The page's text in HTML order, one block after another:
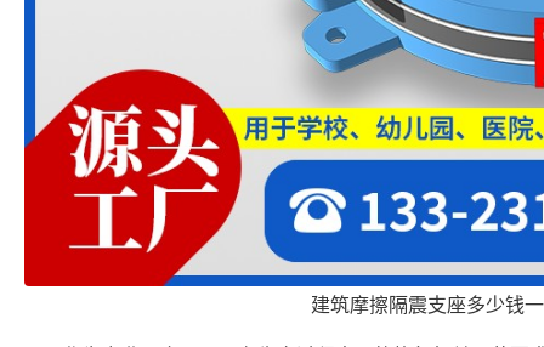
建筑摩擦隔震支座多少钱